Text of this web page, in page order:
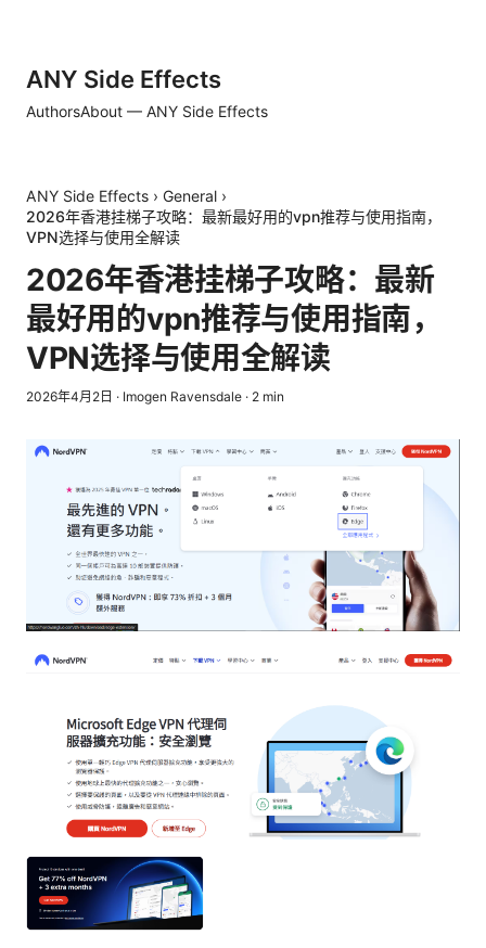
ANY Side Effects
AuthorsAbout — ANY Side Effects
ANY Side Effects › General ›
2026年香港挂梯子攻略：最新最好用的vpn推荐与使用指南，
VPN选择与使用全解读
2026年香港挂梯子攻略：最新
最好用的vpn推荐与使用指南，
VPN选择与使用全解读
2026年4月2日 · Imogen Ravensdale · 2 min